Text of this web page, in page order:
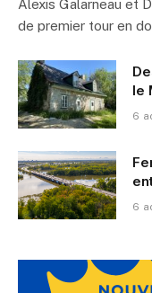
Alexis Galarneau et
de premier tour en
le
6
6